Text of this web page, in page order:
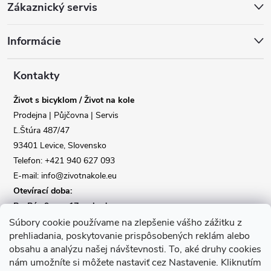
Súbory cookie používame na zlepšenie vášho zážitku z
prehliadania, poskytovanie prispôsobených reklám alebo
obsahu a analýzu našej návštevnosti. To, aké druhy cookies
nám umožníte si môžete nastaviť cez Nastavenie. Kliknutím
p
Zákaznický servis
Informácie
Kontakty
Život s bicyklom / Život na kole
Prodejna | Půjčovna | Servis
Ľ.Štúra 487/47
93401 Levice, Slovensko
Telefon: +421 940 627 093
E-mail: info@zivotnakole.eu
Otevírací doba:
Po-Pá : 9,oo - 17,oo hod
So : 9,oo - 12,oo | Ne : Zavřeno
Kontaktní formulář